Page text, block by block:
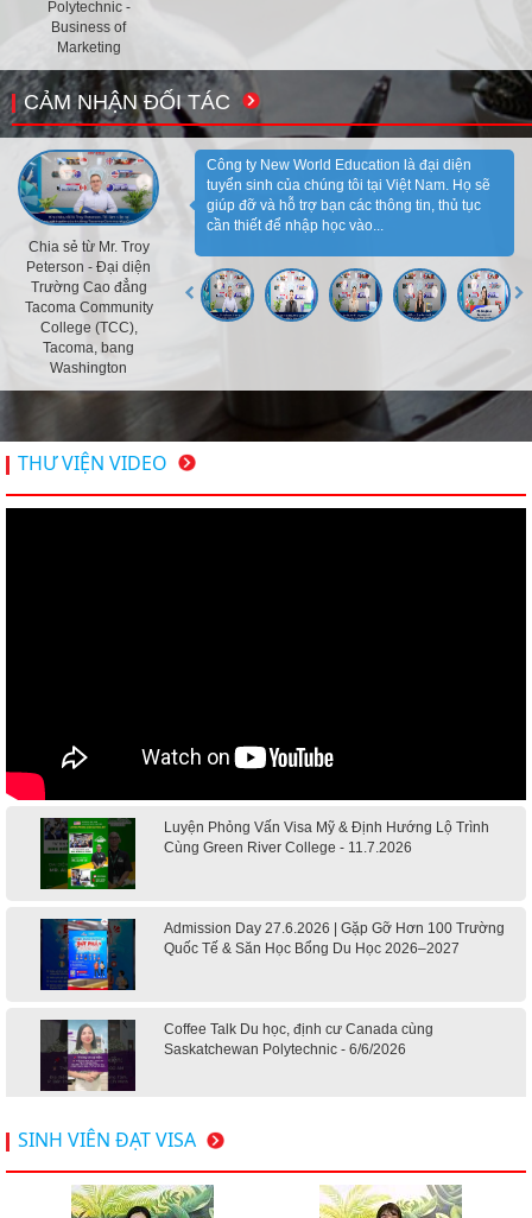
Polytechnic -
Business of
Marketing
CẢM NHẬN ĐỐI TÁC
Chia sẻ từ Mr. Troy
Peterson - Đại diện
Trường Cao đẳng
Tacoma Community
College (TCC),
Tacoma, bang
Washington
Công ty New World Education là đại diện
tuyển sinh của chúng tôi tại Việt Nam. Họ sẽ
giúp đỡ và hỗ trợ bạn các thông tin, thủ tục
cần thiết để nhập học vào...
THƯ VIỆN VIDEO
Luyện Phỏng Vấn Visa Mỹ & Định Hướng Lộ Trình
Cùng Green River College - 11.7.2026
Admission Day 27.6.2026 | Gặp Gỡ Hơn 100 Trường
Quốc Tế & Săn Học Bổng Du Học 2026–2027
Coffee Talk Du học, định cư Canada cùng
Saskatchewan Polytechnic - 6/6/2026
Hội thảo du học Mỹ 18.4.2026 - Đại học Mỹ học phí
dưới 20k/ năm
SINH VIÊN ĐẠT VISA